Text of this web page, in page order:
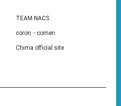
TEAM NACS
coron・comen
Chima official site